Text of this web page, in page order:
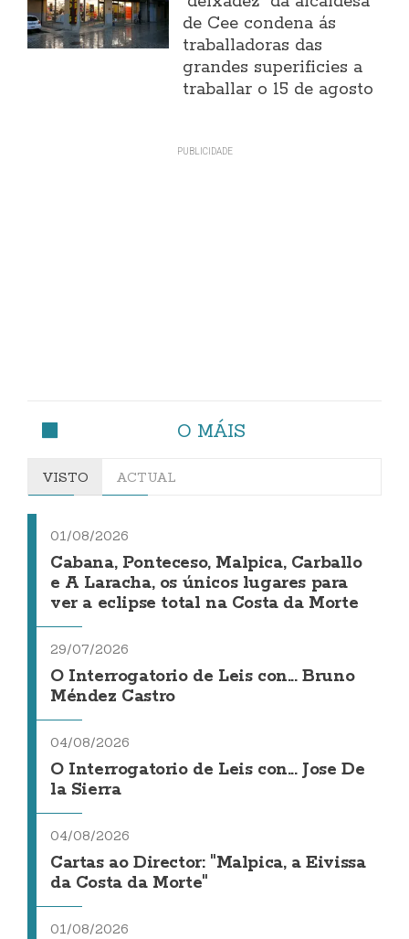
de Cee condena ás
traballadoras das
grandes superificies a
traballar o 15 de agosto
O MÁIS
VISTO ACTUAL
01/08/2026
Cabana, Ponteceso, Malpica, Carballo
e A Laracha, os únicos lugares para
ver a eclipse total na Costa da Morte
29/07/2026
O Interrogatorio de Leis con... Bruno
Méndez Castro
04/08/2026
O Interrogatorio de Leis con... Jose De
la Sierra
04/08/2026
Cartas ao Director: "Malpica, a Eivissa
da Costa da Morte"
01/08/2026